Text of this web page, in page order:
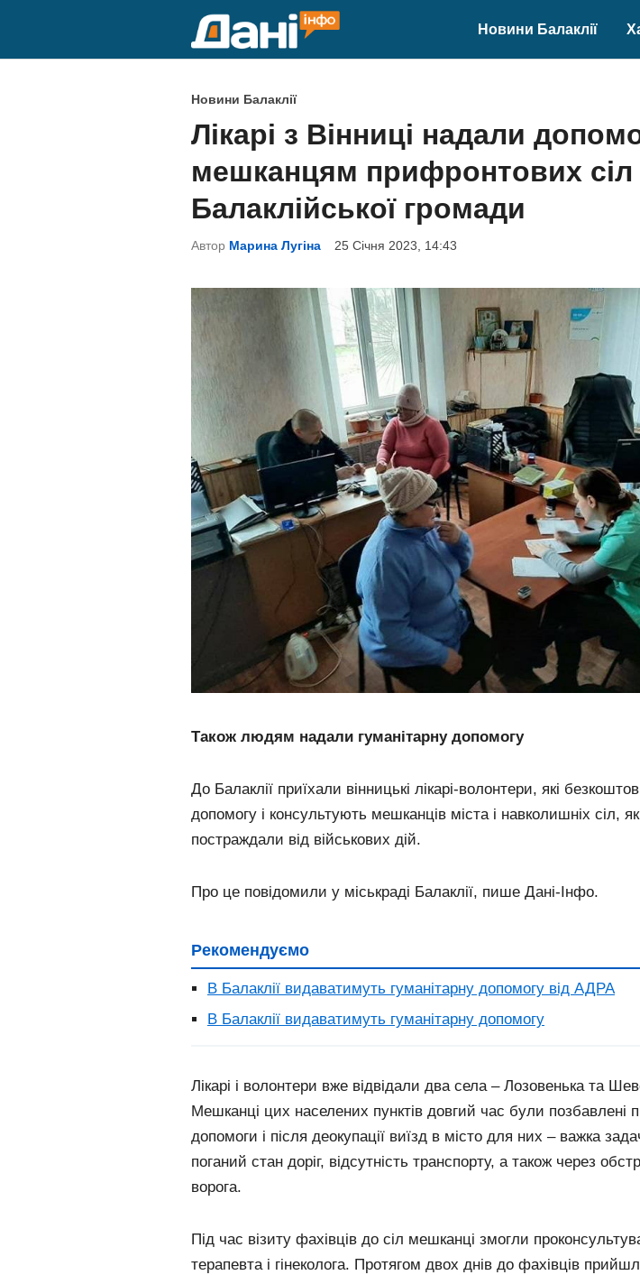
Новини Балаклії
P
o
s
e
d
i
Новини Балаклії
Лікарі з Вінниці надали
мешканцям прифронтових сіл
Балаклійської громади
Автор Марина Лугіна 25 Січня 2023, 14:43
Також людям надали гуманітарну допомогу
До Балаклії приїхали вінницькі лікарі-волонтери, які
допомогу і консультують мешканців міста і навколишніх сіл,
постраждали від військових дій.
Про це повідомили у міськраді Балаклії, пише Дані-Інфо.
Рекомендуємо
В Балаклії видаватимуть гуманітарну допомогу від АДРА
В Балаклії видаватимуть гуманітарну допомогу
Лікарі і волонтери вже відвідали два села – Лозовенька та
Мешканці цих населених пунктів довгий час були позбавлені
допомоги і після деокупації виїзд в місто для них – важка
поганий стан доріг, відсутність транспорту, а також через
ворога.
Під час візиту фахівців до сіл мешканці змогли
терапевта і гінеколога. Протягом двох днів до фахівців